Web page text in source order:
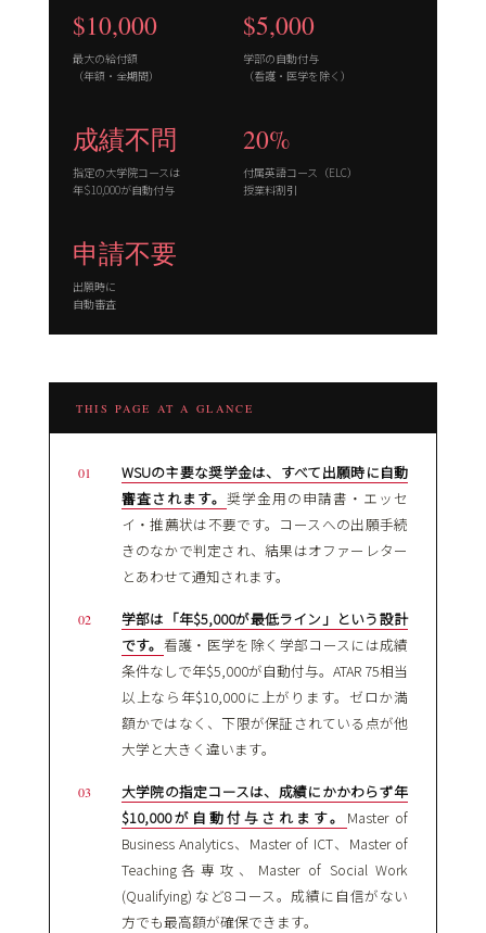
$10,000
最大の給付額
（年額・全期間）
$5,000
学部の自動付与
（看護・医学を除く）
成績不問
指定の大学院コースは
年$10,000が自動付与
20%
付属英語コース（ELC）
授業料割引
申請不要
出願時に
自動審査
THIS PAGE AT A GLANCE
WSUの主要な奨学金は、すべて出願時に自動
審査されます。 奨学金用の申請書・エッセ
イ・推薦状は不要です。コースへの出願手続
きのなかで判定され、結果はオファーレター
とあわせて通知されます。
学部は「年$5,000が最低ライン」という設計
です。 看護・医学を除く学部コースには成績
条件なしで年$5,000が自動付与。ATAR 75相当
以上なら年$10,000に上がります。ゼロか満
額かではなく、下限が保証されている点が他
大学と大きく違います。
大学院の指定コースは、成績にかかわらず年
$10,000が自動付与されます。 Master of
Business Analytics、Master of ICT、Master of
Teaching各専攻、Master of Social Work
(Qualifying) など8コース。成績に自信がない
方でも最高額が確保できます。